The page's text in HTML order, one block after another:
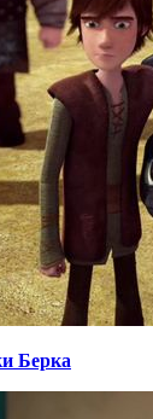
Берка